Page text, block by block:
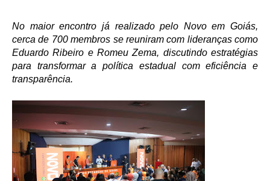
No maior encontro já realizado pelo Novo em Goiás,
cerca de 700 membros se reuniram com lideranças como
Eduardo Ribeiro e Romeu Zema, discutindo estratégias
para transformar a política estadual com eficiência e
transparência.